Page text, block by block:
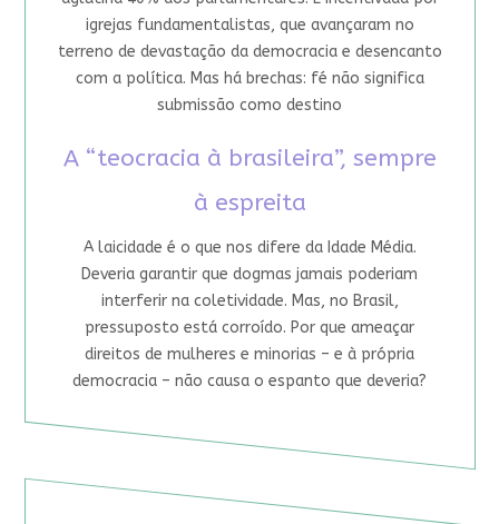
igrejas fundamentalistas, que avançaram no
terreno de devastação da democracia e desencanto
com a política. Mas há brechas: fé não significa
submissão como destino
A “teocracia à brasileira”, sempre
à espreita
A laicidade é o que nos difere da Idade Média.
Deveria garantir que dogmas jamais poderiam
interferir na coletividade. Mas, no Brasil,
pressuposto está corroído. Por que ameaçar
direitos de mulheres e minorias – e à própria
democracia – não causa o espanto que deveria?